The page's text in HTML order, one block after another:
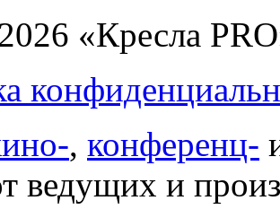
«Кресла
, конференц-
ведущих и